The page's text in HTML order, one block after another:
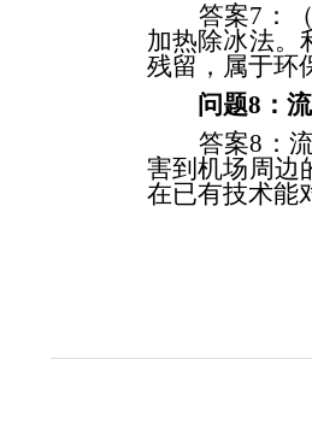
答案7：（1
加热除冰法。
残留，属于环
问题8：
答案8：流
害到机场周边
在已有技术能